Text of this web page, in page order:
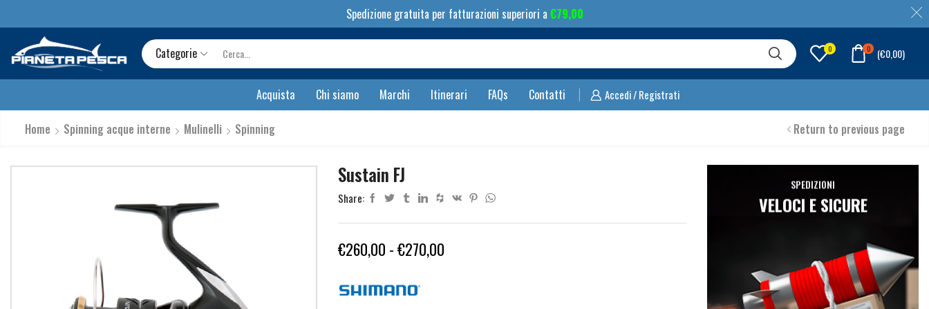
Spedizione gratuita per fatturazioni superiori a €79,00
Categorie
input
0 0 (€0,00)
Acquista Chi siamo Marchi Itinerari FAQs Contatti Accedi / Registrati
Home Spinning acque interne Mulinelli Spinning Return to previous page
Sustain FJ
Share:
€260,00 -€270,00Fascia
SPEDIZIONI
VELOCI E SICURE